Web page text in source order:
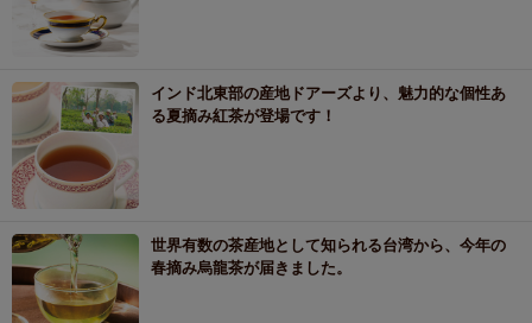
インド北東部の産地ドアーズより、魅力的な個性あ
る夏摘み紅茶が登場です！
世界有数の茶産地として知られる台湾から、今年の
春摘み烏龍茶が届きました。